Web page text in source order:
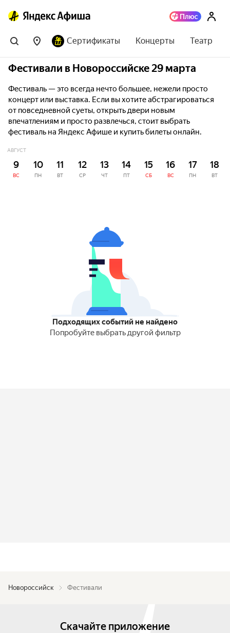
Сертификаты Концерты Театр
Фестивали в Новороссийске 29 марта
Фестиваль — это всегда нечто большее, нежели просто
концерт или выставка. Если вы хотите абстрагироваться
от повседневной суеты, открыть двери новым
впечатлениям и просто развлечься, стоит выбрать
фестиваль на Яндекс Афише и купить билеты онлайн.
АВГУСТ
9
ВС
10
ПН
11
ВТ
12
СР
13
ЧТ
14
ПТ
15
СБ
16
ВС
17
ПН
18
ВТ
Подходящих событий не найдено
Попробуйте выбрать другой фильтр
Новороссийск Фестивали
Скачайте приложение